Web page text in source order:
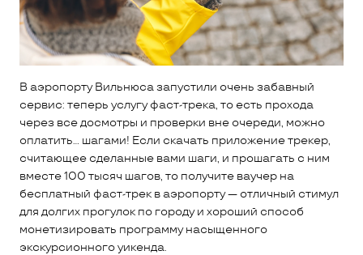
В аэропорту Вильнюса запустили очень забавный
сервис: теперь услугу фаст-трека, то есть прохода
через все досмотры и проверки вне очереди, можно
оплатить… шагами! Если скачать приложение трекер,
считающее сделанные вами шаги, и прошагать с ним
вместе 100 тысяч шагов, то получите ваучер на
бесплатный фаст-трек в аэропорту — отличный стимул
для долгих прогулок по городу и хороший способ
монетизировать программу насыщенного
экскурсионного уикенда.